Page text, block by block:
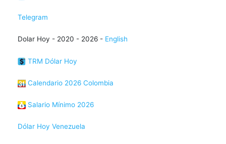
Telegram
Dolar Hoy - 2020 - 2026 - English
TRM Dólar Hoy
Calendario 2026 Colombia
Salario Mínimo 2026
Dólar Hoy Venezuela